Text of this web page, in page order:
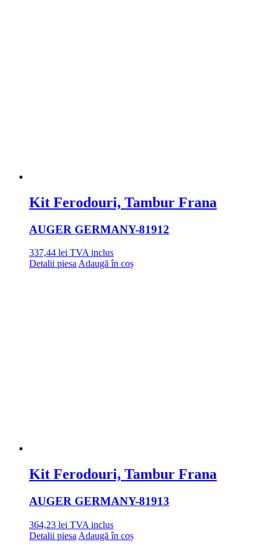
Kit Ferodouri, Tambur Frana
AUGER GERMANY-81912
337,44 lei TVA inclus
Detalii piesa Adaugă în coș
Kit Ferodouri, Tambur Frana
AUGER GERMANY-81913
364,23 lei TVA inclus
Detalii piesa Adaugă în coș